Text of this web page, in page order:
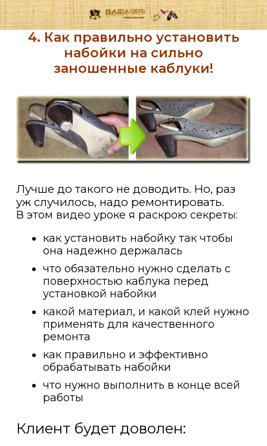
4. Как правильно установить
набойки на сильно
заношенные каблуки!
Лучше до такого не доводить. Но, раз
уж случилось, надо ремонтировать.
В этом видео уроке я раскрою секреты:
как установить набойку так чтобы
она надежно держалась
что обязательно нужно сделать с
поверхностью каблука перед
установкой набойки
какой материал, и какой клей нужно
применять для качественного
ремонта
как правильно и эффективно
обрабатывать набойки
что нужно выполнить в конце всей
работы
Клиент будет доволен: